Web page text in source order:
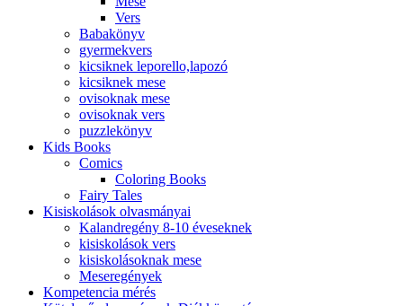
Vers
Babakönyv
gyermekvers
kicsiknek leporello,lapozó
kicsiknek mese
ovisoknak mese
ovisoknak vers
puzzlekönyv
Kids Books
Comics
Coloring Books
Fairy Tales
Kisiskolások olvasmányai
Kalandregény 8-10 éveseknek
kisiskolások vers
kisiskolásoknak mese
Meseregények
Kompetencia mérés